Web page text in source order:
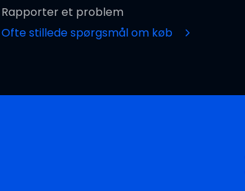
Rapporter et problem
Ofte stillede spørgsmål om køb